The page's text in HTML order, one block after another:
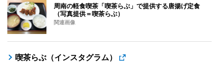
周南の軽食喫茶「喫茶らぶ」で提供する唐揚げ定食
（写真提供＝喫茶らぶ）
関連画像
喫茶らぶ（インスタグラム）